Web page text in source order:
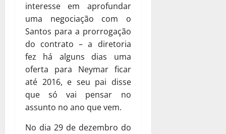
interesse em aprofundar
uma negociação com o
Santos para a prorrogação
do contrato – a diretoria
fez há alguns dias uma
oferta para Neymar ficar
até 2016, e seu pai disse
que só vai pensar no
assunto no ano que vem.
No dia 29 de dezembro do